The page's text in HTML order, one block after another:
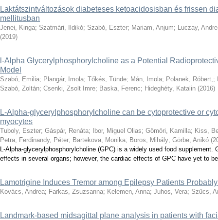
Laktátszintváltozások diabeteses ketoacidosisban és frissen
mellitusban
Jenei, Kinga; Szatmári, Ildikó; Szabó, Eszter; Mariam, Anjum; Luczay,
(2019)
l-Alpha Glycerylphosphorylcholine as a Potential
Model
Szabó, Emilia; Plangár, Imola; Tőkés, Tünde; Mán, Imola; Polanek, Róbert,;
Szabó, Zoltán; Csenki, Zsolt Imre; Baska, Ferenc; Hideghéty, Katalin (2016)
L-Alpha-glycerylphosphorylcholine can be cytoprotective or
myocytes
Tuboly, Eszter; Gáspár, Renáta; Ibor, Miguel Olias; Gömöri, Kamilla; Kiss,
Petra; Ferdinandy, Péter; Bartekova, Monika; Boros, Mihály; Görbe, Anikó (
L-Alpha-glycerylphosphorylcholine (GPC) is a widely used food supplement.
effects in several organs; however, the cardiac effects of GPC have yet to
Lamotrigine Induces Tremor among Epilepsy Patients
Kovács, Andrea; Farkas, Zsuzsanna; Kelemen, Anna; Juhos, Vera; Szűcs,
Landmark-based midsagittal plane analysis in patients with